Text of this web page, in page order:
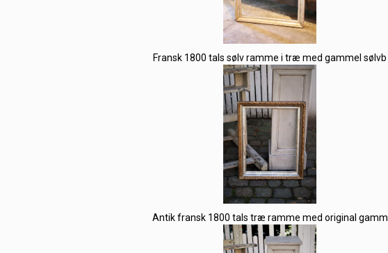
Fransk 1800 tals sølv ramme i træ med gammel sølvb
Antik fransk 1800 tals træ ramme med original gamm